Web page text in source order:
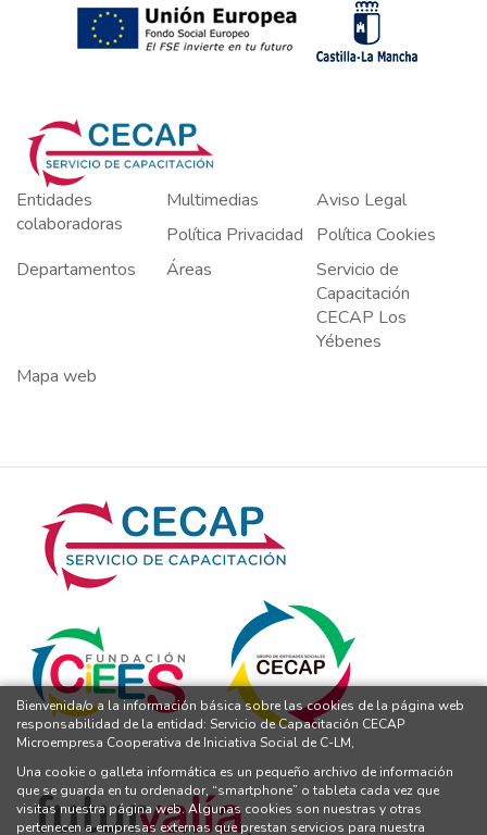
Entidades
colaboradoras
Multimedias
Aviso Legal
Política Privacidad
Política Cookies
Departamentos
Áreas
Servicio de
Capacitación
CECAP Los
Yébenes
Mapa web
Bienvenida/o a la información básica sobre las cookies de la página web
responsabilidad de la entidad: Servicio de Capacitación CECAP
Microempresa Cooperativa de Iniciativa Social de C-LM,
Una cookie o galleta informática es un pequeño archivo de información
que se guarda en tu ordenador, “smartphone” o tableta cada vez que
visitas nuestra página web. Algunas cookies son nuestras y otras
pertenecen a empresas externas que prestan servicios para nuestra